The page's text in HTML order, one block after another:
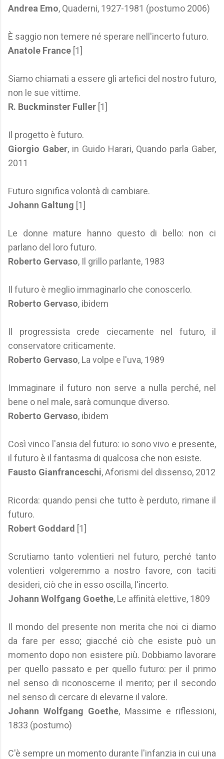
Andrea Emo, Quaderni, 1927-1981 (postumo 2006)
È saggio non temere né sperare nell'incerto futuro.
Anatole France [1]
Siamo chiamati a essere gli artefici del nostro futuro,
non le sue vittime.
R. Buckminster Fuller [1]
Il progetto è futuro.
Giorgio Gaber, in Guido Harari, Quando parla Gaber,
2011
Futuro significa volontà di cambiare.
Johann Galtung [1]
Le donne mature hanno questo di bello: non ci
parlano del loro futuro.
Roberto Gervaso, Il grillo parlante, 1983
Il futuro è meglio immaginarlo che conoscerlo.
Roberto Gervaso, ibidem
Il progressista crede ciecamente nel futuro, il
conservatore criticamente.
Roberto Gervaso, La volpe e l'uva, 1989
Immaginare il futuro non serve a nulla perché, nel
bene o nel male, sarà comunque diverso.
Roberto Gervaso, ibidem
Così vinco l'ansia del futuro: io sono vivo e presente,
il futuro è il fantasma di qualcosa che non esiste.
Fausto Gianfranceschi, Aforismi del dissenso, 2012
Ricorda: quando pensi che tutto è perduto, rimane il
futuro.
Robert Goddard [1]
Scrutiamo tanto volentieri nel futuro, perché tanto
volentieri volgeremmo a nostro favore, con taciti
desideri, ciò che in esso oscilla, l'incerto.
Johann Wolfgang Goethe, Le affinità elettive, 1809
Il mondo del presente non merita che noi ci diamo
da fare per esso; giacché ciò che esiste può un
momento dopo non esistere più. Dobbiamo lavorare
per quello passato e per quello futuro: per il primo
nel senso di riconoscerne il merito; per il secondo
nel senso di cercare di elevarne il valore.
Johann Wolfgang Goethe, Massime e riflessioni,
1833 (postumo)
C'è sempre un momento durante l'infanzia in cui una